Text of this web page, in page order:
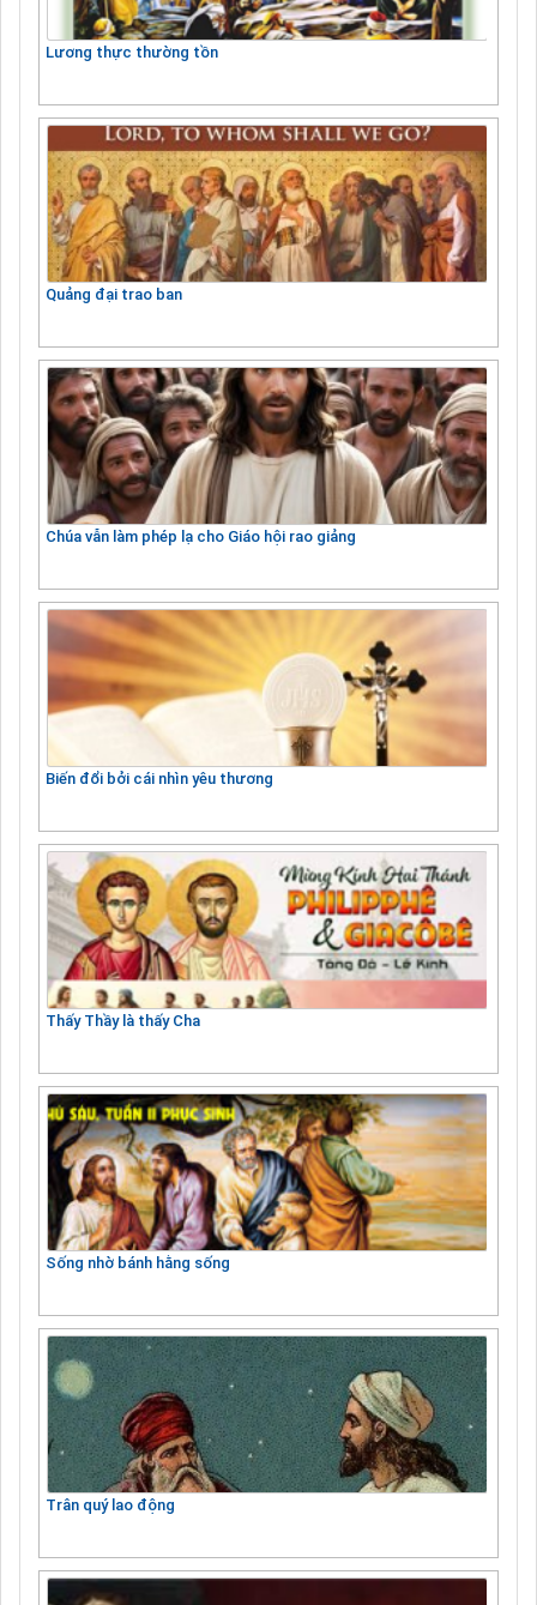
Lương thực thường tồn
Quảng đại trao ban
Chúa vẫn làm phép lạ cho Giáo hội rao giảng
Biến đổi bởi cái nhìn yêu thương
Thấy Thầy là thấy Cha
Sống nhờ bánh hằng sống
Trân quý lao động